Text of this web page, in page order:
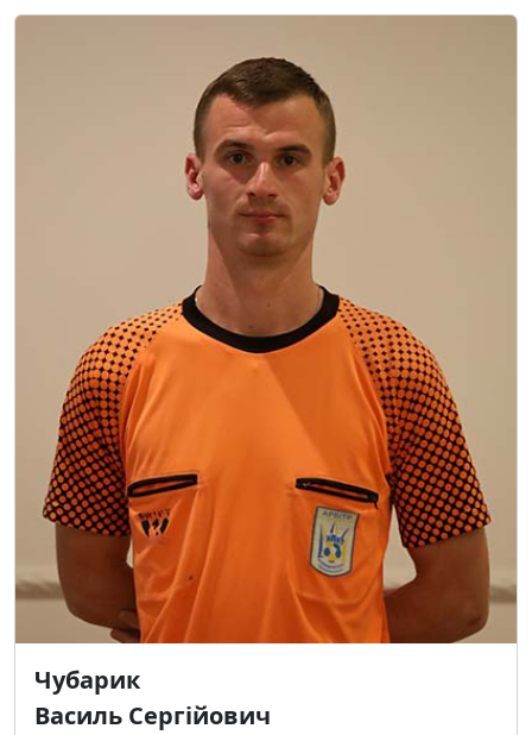
Чубарик
Василь Сергійович